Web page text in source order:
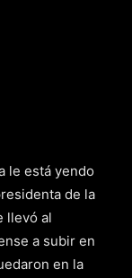
le está yendo
de la
llevó al
a subir en
en la